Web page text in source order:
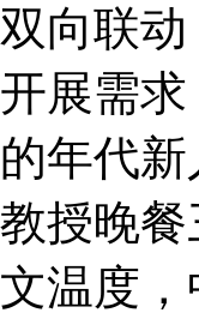
双向联动
开展需求
的年代
教授晚餐
文温度